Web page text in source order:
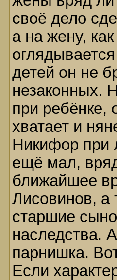
своё дело
а на жену,
детей он не
незаконных.
при ребёнке,
хватает и
Никифор при
ещё мал,
ближайшее
Лисовинов, а
старшие
наследства.
парнишка.
Если